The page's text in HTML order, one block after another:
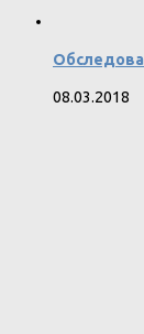
08.03.2018